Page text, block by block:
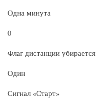
Одна минута
0
Флаг дистанции убирается
Один
Сигнал «Старт»